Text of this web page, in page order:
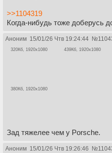
>>1104319
Когда-нибудь тоже доберусь
Аноним 15/01/26 Чтв 19:24:44 №
320Кб, 1920x1080 439Кб, 1920x1080
380Кб, 1920x1080
Зад тяжелее чем у Porsche.
Аноним 15/01/26 Чтв 19:26:46 №